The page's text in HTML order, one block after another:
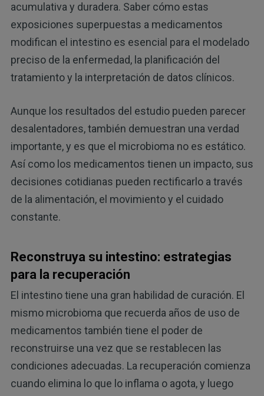
acumulativa y duradera. Saber cómo estas
exposiciones superpuestas a medicamentos
modifican el intestino es esencial para el modelado
preciso de la enfermedad, la planificación del
tratamiento y la interpretación de datos clínicos.
Aunque los resultados del estudio pueden parecer
desalentadores, también demuestran una verdad
importante, y es que el microbioma no es estático.
Así como los medicamentos tienen un impacto, sus
decisiones cotidianas pueden rectificarlo a través
de la alimentación, el movimiento y el cuidado
constante.
Reconstruya su intestino: estrategias
para la recuperación
El intestino tiene una gran habilidad de curación. El
mismo microbioma que recuerda años de uso de
medicamentos también tiene el poder de
reconstruirse una vez que se restablecen las
condiciones adecuadas. La recuperación comienza
cuando elimina lo que lo inflama o agota, y luego